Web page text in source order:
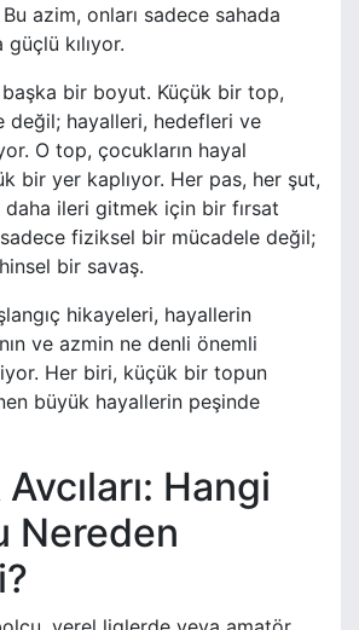
azim, onları sadece sahada
kılıyor.
bir boyut. Küçük bir top,
değil; hayalleri, hedefleri ve
O top, çocukların hayal
bir yer kaplıyor. Her pas, her şut,
daha ileri gitmek için bir fırsat
fiziksel bir mücadele değil;
bir savaş.
hikayeleri, hayallerin
ve azmin ne denli önemli
Her biri, küçük bir topun
büyük hayallerin peşinde
Hangi
Nereden